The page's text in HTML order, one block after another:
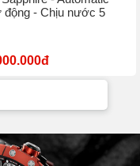
động - Chịu nước 5